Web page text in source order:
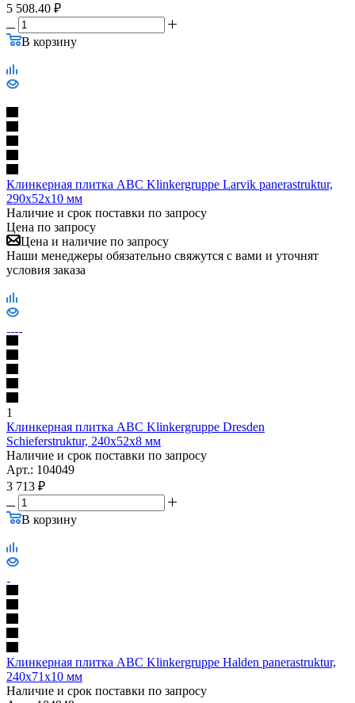
5 508.40 ₽
В корзину
Клинкерная плитка ABC Klinkergruppe Larvik panerastruktur,
290х52х10 мм
Наличие и срок поставки по запросу
Цена по запросу
Цена и наличие по запросу
Наши менеджеры обязательно свяжутся с вами и уточнят
условия заказа
1
Клинкерная плитка ABC Klinkergruppe Dresden
Schieferstruktur, 240х52х8 мм
Наличие и срок поставки по запросу
Арт.: 104049
3 713 ₽
В корзину
Клинкерная плитка ABC Klinkergruppe Halden panerastruktur,
240х71х10 мм
Наличие и срок поставки по запросу